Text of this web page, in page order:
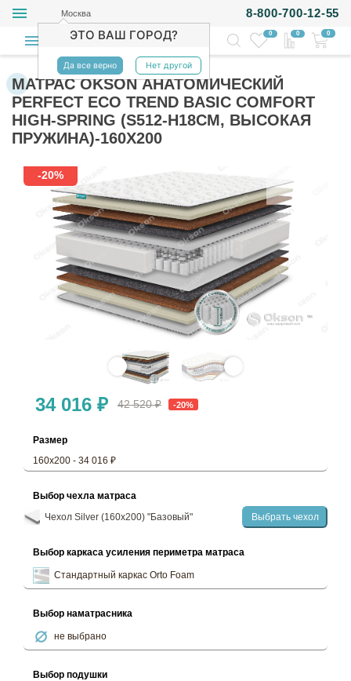
Москва
ЭТО ВАШ ГОРОД?
Да все верно Нет другой
8-800-700-12-55
0 0 0
МАТРАС OKSON АНАТОМИЧЕСКИЙ
PERFECT ECO TREND BASIC COMFORT
HIGH-SPRING (S512-H18СМ, ВЫСОКАЯ
ПРУЖИНА)-160Х200
-20%
Размер
160х200 - 34 016 ₽
34 016 ₽ 42 520 ₽ -20%
Выбор чехла матраса
Чехол Silver (160х200) "Базовый"
Выбрать чехол
Выбор каркаса усиления периметра матраса
Стандартный каркас Orto Foam
Выбор наматрасника
не выбрано
Выбор подушки